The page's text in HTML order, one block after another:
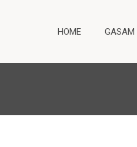
HOME GASAM